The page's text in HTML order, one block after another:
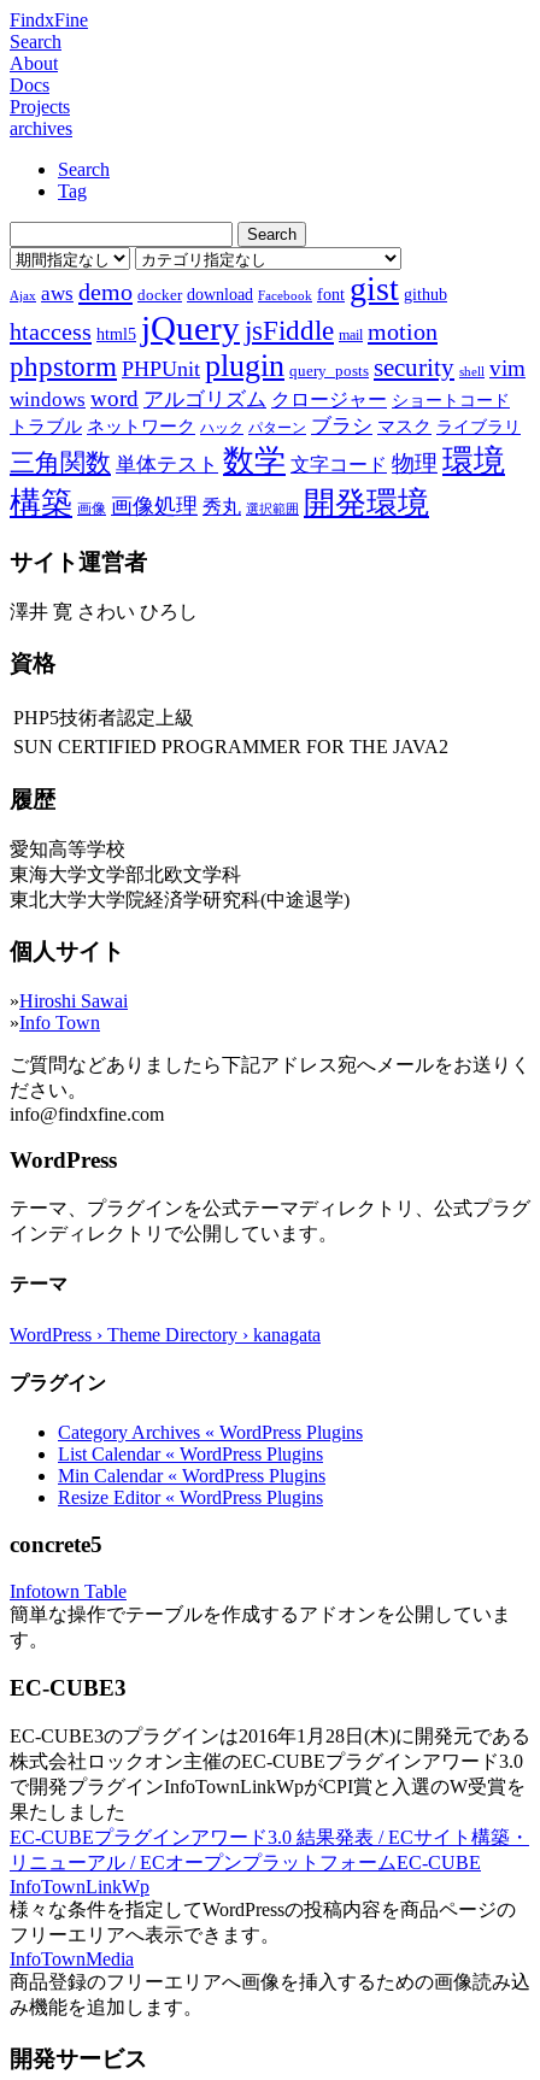
FindxFine
Search
About
Docs
Projects
archives
Search
Tag
Ajax aws demo docker download Facebook font gist github
htaccess html5 jQuery jsFiddle mail motion
phpstorm PHPUnit plugin query_posts security shell vim
windows word アルゴリズム クロージャー ショートコード
トラブル ネットワーク ハック パターン ブラシ マスク ライブラリ
三角関数 単体テスト 数学 文字コード 物理 環境
構築 画像 画像処理 秀丸 選択範囲 開発環境
サイト運営者
澤井 寛 さわい ひろし
資格
PHP5技術者認定上級
SUN CERTIFIED PROGRAMMER FOR THE JAVA2
履歴
愛知高等学校
東海大学文学部北欧文学科
東北大学大学院経済学研究科(中途退学)
個人サイト
»Hiroshi Sawai
»Info Town
ご質問などありましたら下記アドレス宛へメールをお送りく
ださい。
info@findxfine.com
WordPress
テーマ、プラグインを公式テーマディレクトリ、公式プラグ
インディレクトリで公開しています。
テーマ
WordPress › Theme Directory › kanagata
プラグイン
Category Archives « WordPress Plugins
List Calendar « WordPress Plugins
Min Calendar « WordPress Plugins
Resize Editor « WordPress Plugins
concrete5
Infotown Table
簡単な操作でテーブルを作成するアドオンを公開していま
す。
EC-CUBE3
EC-CUBE3のプラグインは2016年1月28日(木)に開発元である
株式会社ロックオン主催のEC-CUBEプラグインアワード3.0
で開発プラグインInfoTownLinkWpがCPI賞と入選のW受賞を
果たしました
EC-CUBEプラグインアワード3.0 結果発表 / ECサイト構築・
リニューアル / ECオープンプラットフォームEC-CUBE
InfoTownLinkWp
様々な条件を指定してWordPressの投稿内容を商品ページの
フリーエリアへ表示できます。
InfoTownMedia
商品登録のフリーエリアへ画像を挿入するための画像読み込
み機能を追加します。
開発サービス